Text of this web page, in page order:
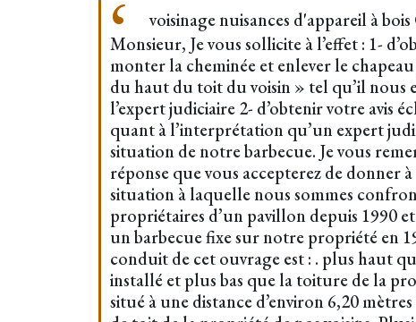
voisinage nuisances d'appareil à
Monsieur, Je vous sollicite à l’effet : 1-
monter la cheminée et enlever le
du haut du toit du voisin » tel qu’il nous
l’expert judiciaire 2- d’obtenir votre avis
quant à l’interprétation qu’un expert
situation de notre barbecue. Je vous
réponse que vous accepterez de donner
situation à laquelle nous sommes
propriétaires d’un pavillon depuis 1990
un barbecue fixe sur notre propriété en
conduit de cet ouvrage est : . plus haut
installé et plus bas que la toiture de la
situé à une distance d’environ 6,20